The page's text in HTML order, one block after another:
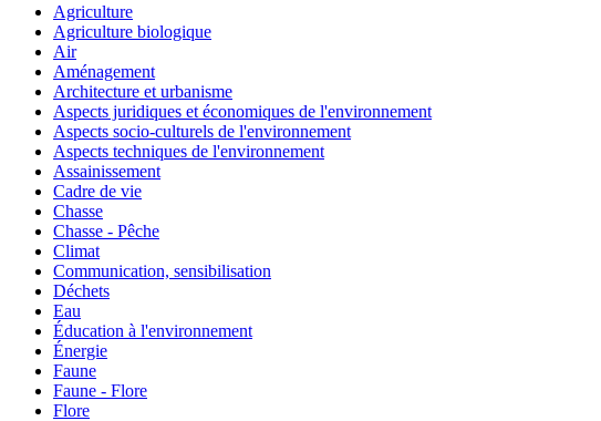
Agriculture
Agriculture biologique
Air
Aménagement
Architecture et urbanisme
Aspects juridiques et économiques de l'environnement
Aspects socio-culturels de l'environnement
Aspects techniques de l'environnement
Assainissement
Cadre de vie
Chasse
Chasse - Pêche
Climat
Communication, sensibilisation
Déchets
Eau
Éducation à l'environnement
Énergie
Faune
Faune - Flore
Flore